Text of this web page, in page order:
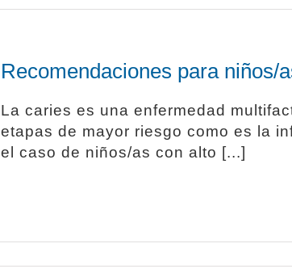
Recomendaciones para niños/
La caries es una enfermedad
etapas de mayor riesgo como es la
el caso de niños/as con alto [...]